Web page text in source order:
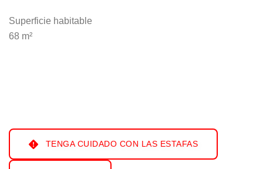
Superficie habitable
68 m²
TENGA CUIDADO CON LAS ESTAFAS